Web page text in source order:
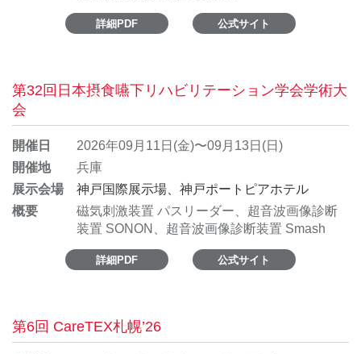
詳細PDF 公式サイト
第32回日本摂食嚥下リハビリテーション学会学術大
会
開催日
2026年09月11日(金)〜09月13日(日)
開催地
兵庫
展示会場
神戸国際展示場、神戸ポートピアホテル
概要
磁気刺激装置 パスリーダー、超音波画像診断
装置 SONON、超音波画像診断装置 Smash
詳細PDF 公式サイト
第6回 CareTEX札幌’26